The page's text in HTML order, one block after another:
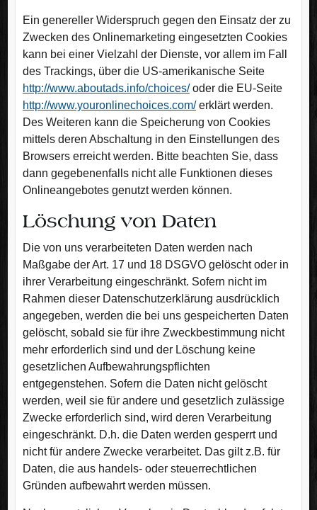
Ein genereller Widerspruch gegen den Einsatz der zu
Zwecken des Onlinemarketing eingesetzten Cookies
kann bei einer Vielzahl der Dienste, vor allem im Fall
des Trackings, über die US-amerikanische Seite
http://www.aboutads.info/choices/oder die EU-Seite
http://www.youronlinechoices.com/erklärt werden.
Des Weiteren kann die Speicherung von Cookies
mittels deren Abschaltung in den Einstellungen des
Browsers erreicht werden. Bitte beachten Sie, dass
dann gegebenenfalls nicht alle Funktionen dieses
Onlineangebotes genutzt werden können.
Löschung von Daten
Die von uns verarbeiteten Daten werden nach
Maßgabe der Art. 17 und 18 DSGVO gelöscht oder in
ihrer Verarbeitung eingeschränkt. Sofern nicht im
Rahmen dieser Datenschutzerklärung ausdrücklich
angegeben, werden die bei uns gespeicherten Daten
gelöscht, sobald sie für ihre Zweckbestimmung nicht
mehr erforderlich sind und der Löschung keine
gesetzlichen Aufbewahrungspflichten
entgegenstehen. Sofern die Daten nicht gelöscht
werden, weil sie für andere und gesetzlich zulässige
Zwecke erforderlich sind, wird deren Verarbeitung
eingeschränkt. D.h. die Daten werden gesperrt und
nicht für andere Zwecke verarbeitet. Das gilt z.B. für
Daten, die aus handels- oder steuerrechtlichen
Gründen aufbewahrt werden müssen.